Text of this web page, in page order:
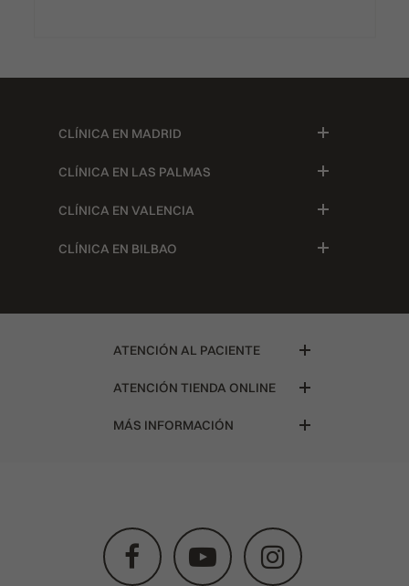
CLÍNICA EN MADRID
CLÍNICA EN LAS PALMAS
CLÍNICA EN VALENCIA
CLÍNICA EN BILBAO
ATENCIÓN AL PACIENTE
ATENCIÓN TIENDA ONLINE
MÁS INFORMACIÓN